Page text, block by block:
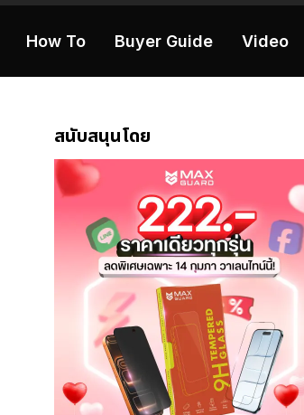
How To Buyer Guide Video
สนับสนุนโดย